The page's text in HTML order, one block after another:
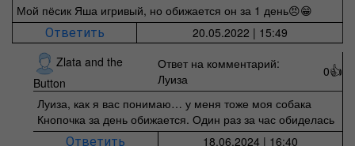
Мой пёсик Яша игривый, но обижается он за 1 день😠😁
Ответить
20.05.2022 | 15:49
Zlata and the
Button
Ответ на комментарий:
Луиза
0👍
Луиза, как я вас понимаю… у меня тоже моя собака
Кнопочка за день обижается. Один раз за час обиделась
Ответить 18.06.2024 | 16:40